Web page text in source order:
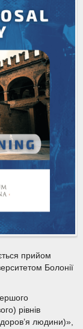
прийом
Болонії
рівнів
людини)»,